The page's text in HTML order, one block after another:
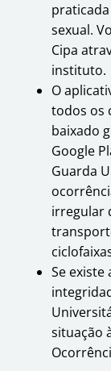
sexual.
Cipa
instituto.
O
todos os
baixado
Google
Guarda
irregular
Se existe
situação